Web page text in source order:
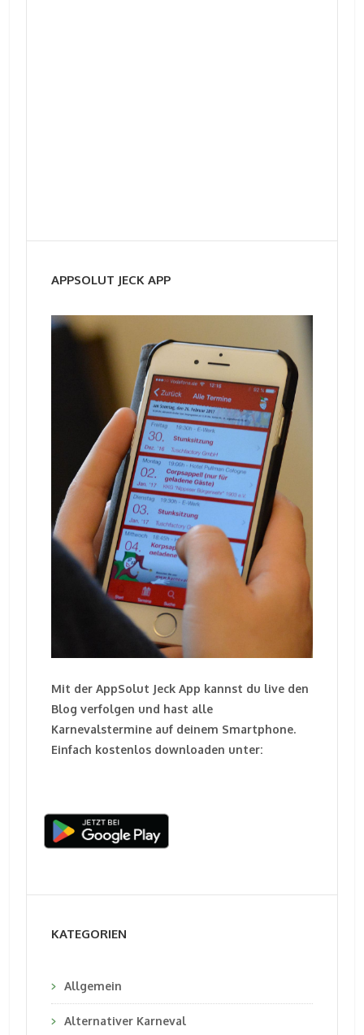
APPSOLUT JECK APP
Mit der AppSolut Jeck App kannst du live den
Blog verfolgen und hast alle
Karnevalstermine auf deinem Smartphone.
Einfach kostenlos downloaden unter:
KATEGORIEN
Allgemein
Alternativer Karneval